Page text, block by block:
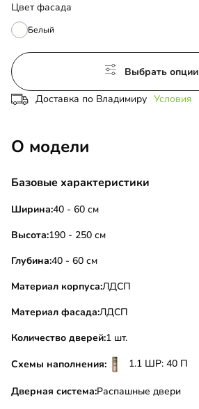
Цвет фасада
Белый
Выбрать опции
Доставка по Владимиру Условия
О модели
Базовые характеристики
Ширина:40 - 60 см
Высота:190 - 250 см
Глубина:40 - 60 см
Материал корпуса:ЛДСП
Материал фасада:ЛДСП
Количество дверей:1 шт.
Схемы наполнения: 1.1 ШР: 40 П
Дверная система:Распашные двери